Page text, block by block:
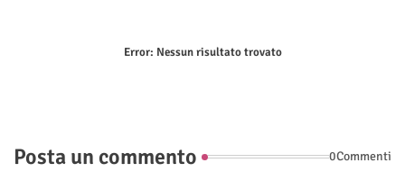
Error: Nessun risultato trovato
Posta un commento 0Commenti